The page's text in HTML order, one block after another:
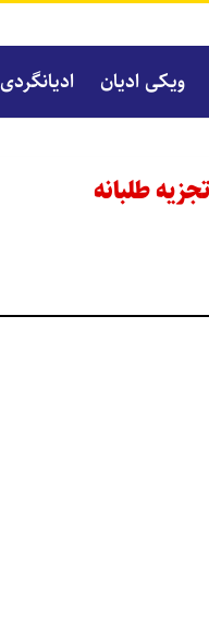
ویکی ادیان ادیانگردی
طلبانه